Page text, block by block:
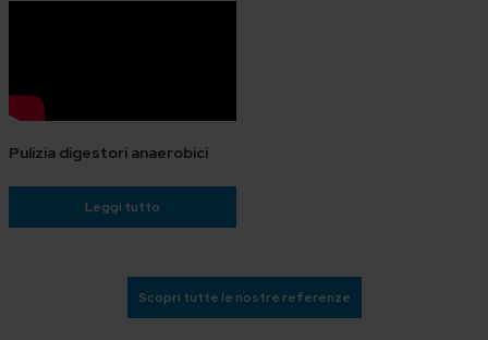
Pulizia digestori anaerobici
Leggi tutto
Scopri tutte le nostre referenze